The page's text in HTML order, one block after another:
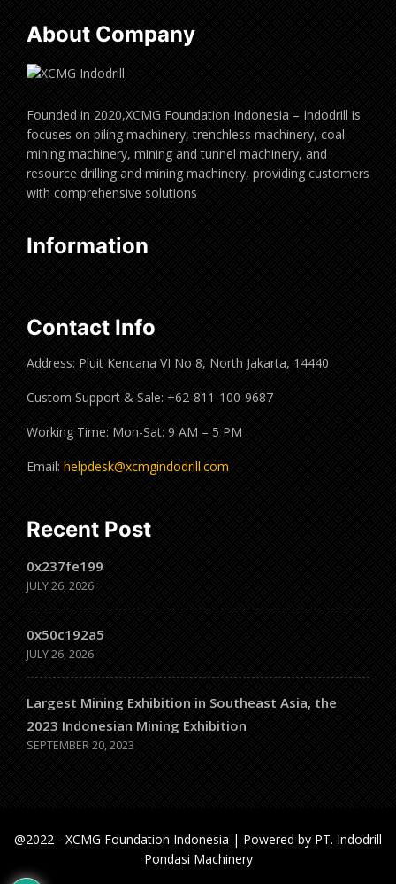
About Company
Founded in 2020,XCMG Foundation Indonesia – Indodrill is
focuses on piling machinery, trenchless machinery, coal
mining machinery, mining and tunnel machinery, and
resource drilling and mining machinery, providing customers
with comprehensive solutions
Information
Contact Info
Address: Pluit Kencana VI No 8, North Jakarta, 14440
Custom Support & Sale: +62-811-100-9687
Working Time: Mon-Sat: 9 AM – 5 PM
Email: helpdesk@xcmgindodrill.com
Recent Post
0x237fe199
JULY 26, 2026
0x50c192a5
JULY 26, 2026
Largest Mining Exhibition in Southeast Asia, the
2023 Indonesian Mining Exhibition
SEPTEMBER 20, 2023
@2022 - XCMG Foundation Indonesia | Powered by PT. Indodrill
Pondasi Machinery